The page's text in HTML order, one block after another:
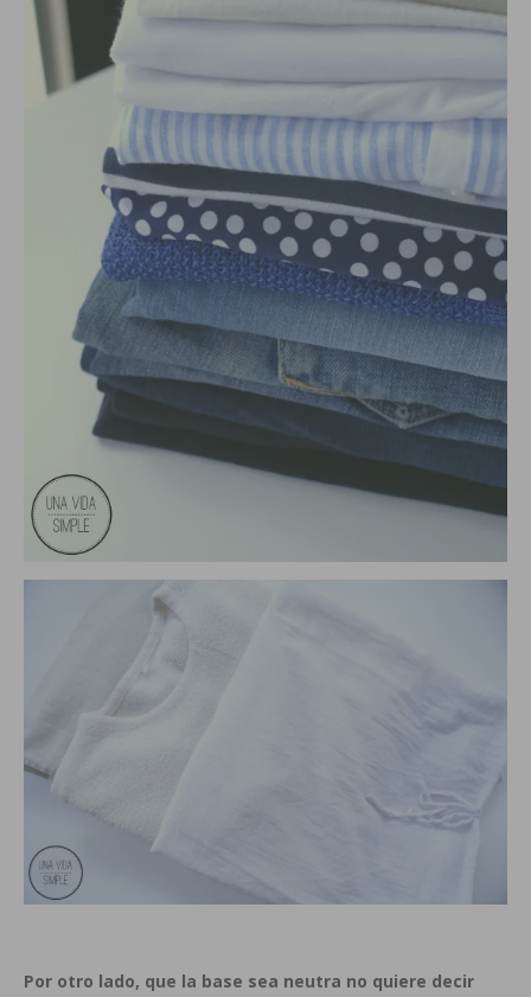
Por otro lado, que la base sea neutra no quiere decir